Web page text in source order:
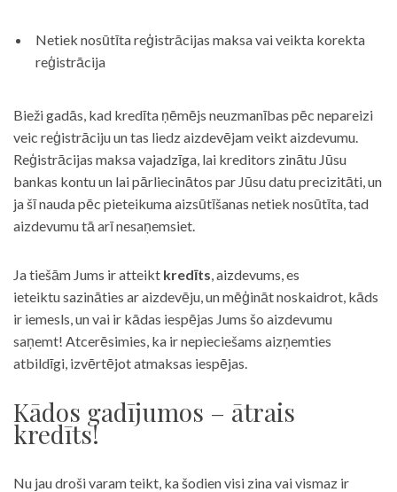
Netiek nosūtīta reģistrācijas maksa vai veikta korekta
reģistrācija
Bieži gadās, kad kredīta ņēmējs neuzmanības pēc nepareizi
veic reģistrāciju un tas liedz aizdevējam veikt aizdevumu.
Reģistrācijas maksa vajadzīga, lai kreditors zinātu Jūsu
bankas kontu un lai pārliecinātos par Jūsu datu precizitāti, un
ja šī nauda pēc pieteikuma aizsūtīšanas netiek nosūtīta, tad
aizdevumu tā arī nesaņemsiet.
Ja tiešām Jums ir atteikt kredīts, aizdevums, es
ieteiktu sazināties ar aizdevēju, un mēģināt noskaidrot, kāds
ir iemesls, un vai ir kādas iespējas Jums šo aizdevumu
saņemt! Atcerēsimies, ka ir nepieciešams aizņemties
atbildīgi, izvērtējot atmaksas iespējas.
Kādos gadījumos – ātrais
kredīts!
Nu jau droši varam teikt, ka šodien visi zina vai vismaz ir